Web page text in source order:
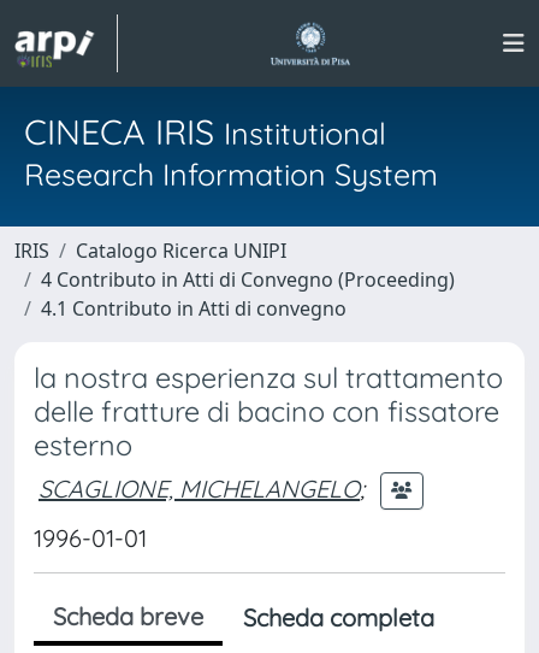
CINECA IRIS Institutional
Research Information System
IRIS
Catalogo Ricerca UNIPI
4 Contributo in Atti di Convegno (Proceeding)
4.1 Contributo in Atti di convegno
la nostra esperienza sul trattamento
delle fratture di bacino con fissatore
esterno
SCAGLIONE, MICHELANGELO;
1996-01-01
Scheda breve
Scheda completa